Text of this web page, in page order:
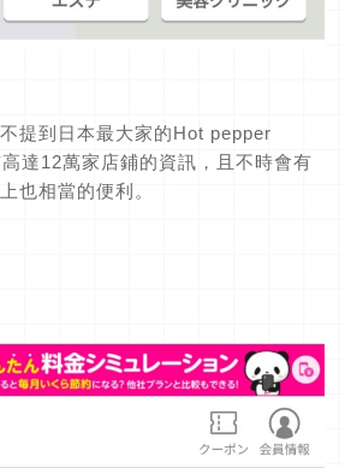
提到日本最大家的Hot pepper
達12萬家店鋪的資訊，且不時會有
也相當的便利。